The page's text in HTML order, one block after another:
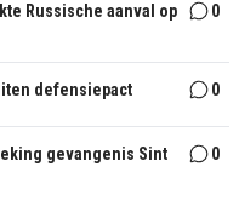
Russische aanval op
0
defensiepact 0
gevangenis Sint
0